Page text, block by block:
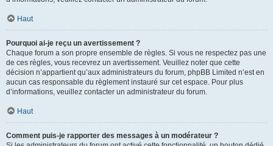
Haut
Pourquoi ai-je reçu un avertissement ?
Chaque forum a son propre ensemble de règles. Si vous ne respectez pas une
de ces règles, vous recevrez un avertissement. Veuillez noter que cette
décision n’appartient qu’aux administrateurs du forum, phpBB Limited n’est en
aucun cas responsable du règlement instauré sur cet espace. Pour plus
d’informations, veuillez contacter un administrateur du forum.
Haut
Comment puis-je rapporter des messages à un modérateur ?